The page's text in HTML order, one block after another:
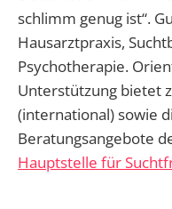
schlimm genug ist“.
Hausarztpraxis,
Psychotherapie.
Unterstützung bietet
(international) sowie
Beratungsangebote
Hauptstelle für